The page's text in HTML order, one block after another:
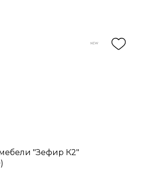
"Зефир К2"